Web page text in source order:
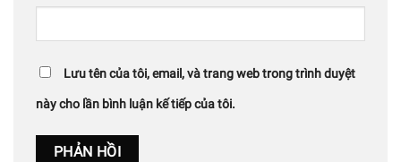
Lưu tên của tôi, email, và trang web trong trình duyệt
này cho lần bình luận kế tiếp của tôi.